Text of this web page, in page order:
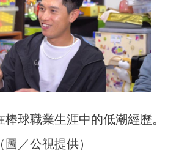
棒球職業生涯中的低潮經歷。
（圖／公視提供）